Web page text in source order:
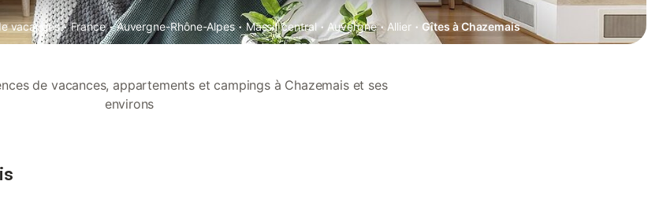
vacances · France · Auvergne-Rhône-Alpes · Massif central · Auvergne · Allier · Gîtes à Chazemais
de vacances, appartements et campings à Chazemais et ses
environs